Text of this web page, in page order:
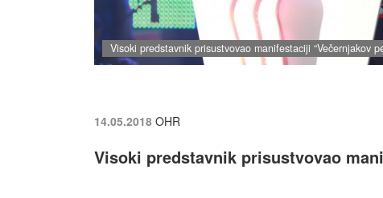
Visoki predstavnik prisustvovao manifestaciji “Večernjakov
14.05.2018 OHR
Visoki predstavnik prisustvovao